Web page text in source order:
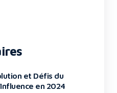
et Défis du
en 2024